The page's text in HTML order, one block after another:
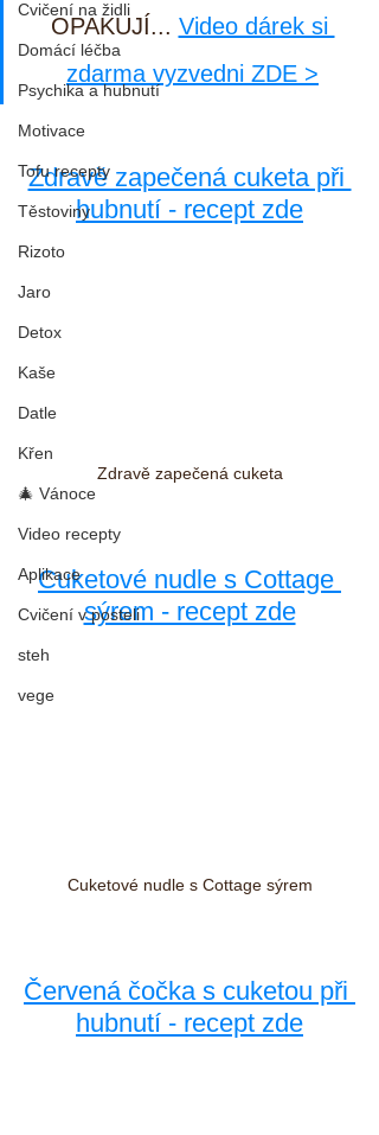
Cvičení na židli
Domácí léčba
Psychika a hubnutí
Motivace
Tofu recepty
Těstoviny
Rizoto
Jaro
Detox
Kaše
Datle
Křen
🎄 Vánoce
Video recepty
Aplikace
Cvičení v posteli
steh
vege
OPAKUJÍ... Video dárek si
zdarma vyzvedni ZDE >
Zdravě zapečená cuketa při
hubnutí - recept zde
Zdravě zapečená cuketa
Cuketové nudle s Cottage
sýrem - recept zde
Cuketové nudle s Cottage sýrem
Červená čočka s cuketou při
hubnutí - recept zde